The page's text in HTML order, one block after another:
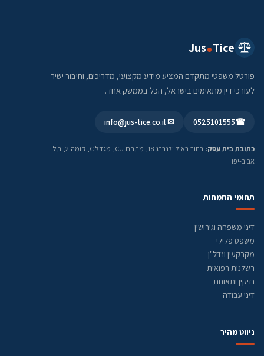
Jus Tice
פורטל משפטי מתקדם המציע מידע מקצועי, מדריכים, וחיבור ישיר
לעורכי דין מתאימים בישראל, הכל בממשק אחד.
☎
0525101555
✉ info@jus-tice.co.il
כתובת בית עסק:
רחוב ראול ולנברג 18, מתחם CU, מגדל C, קומה 2, תל
אביב-יפו
תחומי התמחות
דיני משפחה וגירושין
משפט פלילי
מקרקעין ונדל"ן
רשלנות רפואית
נזיקין ותאונות
דיני עבודה
ניווט מהיר